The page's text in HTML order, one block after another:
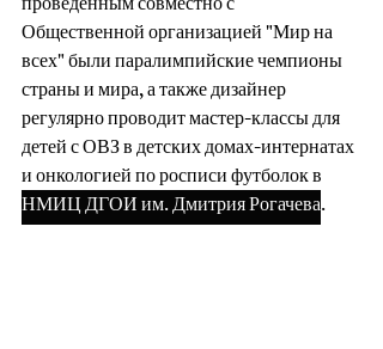
Общественной организацией "Мир на
всех" были паралимпийские чемпионы
страны и мира, а также дизайнер
регулярно проводит мастер-классы для
детей с ОВЗ в детских домах-интернатах
и онкологией по росписи футболок в
НМИЦ ДГОИ им. Дмитрия Рогачева.